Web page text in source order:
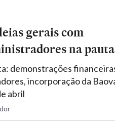
gerais com
na pauta
demonstrações
incorporação da
abril